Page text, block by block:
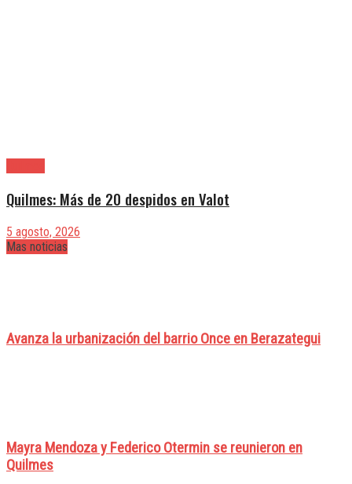
Quilmes: Más de 20 despidos en Valot
5 agosto, 2026
Mas noticias
Avanza la urbanización del barrio Once en Berazategui
Mayra Mendoza y Federico Otermin se reunieron en
Quilmes